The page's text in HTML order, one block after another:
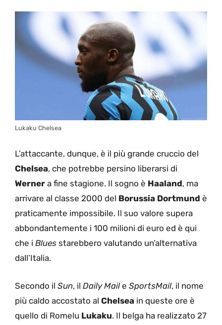
Lukaku Chelsea
L’attaccante, dunque, è il più grande cruccio del
Chelsea, che potrebbe persino liberarsi di
Werner a fine stagione. Il sogno è Haaland, ma
arrivare al classe 2000 del Borussia Dortmund è
praticamente impossibile. Il suo valore supera
abbondantemente i 100 milioni di euro ed è qui
che i Blues starebbero valutando un’alternativa
dall’Italia.
Secondo il Sun, il Daily Maile SportsMail, il nome
più caldo accostato al Chelsea in queste ore è
quello di Romelu Lukaku. Il belga ha realizzato 27